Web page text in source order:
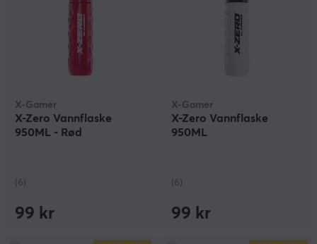
X-Gamer
X-Zero Vannflaske
950ML - Rød
(6)
99 kr
X-Gamer
X-Zero Vannflaske
950ML
(6)
99 kr